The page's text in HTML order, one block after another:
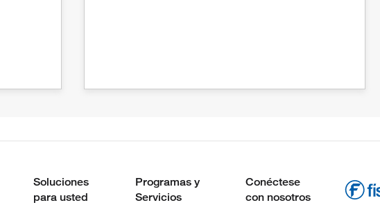
Soluciones
para usted
Programas y
Servicios
Conéctese
con nosotros